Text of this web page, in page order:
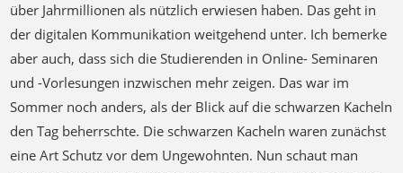
über Jahrmillionen als nützlich erwiesen haben. Das geht in
der digitalen Kommunikation weitgehend unter. Ich bemerke
aber auch, dass sich die Studierenden in Online- Seminaren
und -Vorlesungen inzwischen mehr zeigen. Das war im
Sommer noch anders, als der Blick auf die schwarzen Kacheln
den Tag beherrschte. Die schwarzen Kacheln waren zunächst
eine Art Schutz vor dem Ungewohnten. Nun schaut man